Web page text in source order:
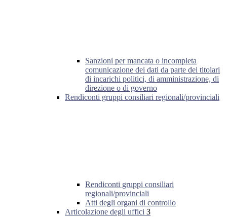
Sanzioni per mancata o incompleta
comunicazione dei dati da parte dei titolari
di incarichi politici, di amministrazione, di
direzione o di governo
Rendiconti gruppi consiliari regionali/provinciali
Rendiconti gruppi consiliari
regionali/provinciali
Atti degli organi di controllo
Articolazione degli uffici 3